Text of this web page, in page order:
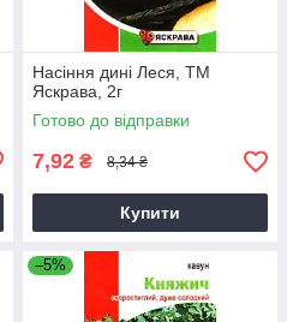
Насіння дині Леся, ТМ
Яскрава, 2г
Готово до відправки
7,92 ₴ 8,34 ₴
Купити
–5%